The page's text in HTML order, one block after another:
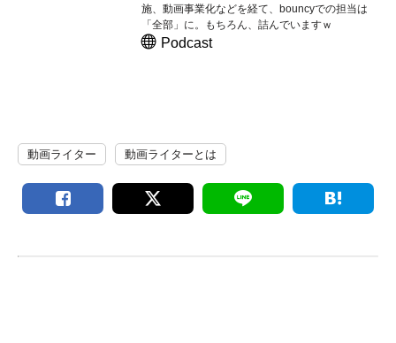
施、動画事業化などを経て、bouncyでの担当は
「全部」に。もちろん、詰んでいますｗ
Podcast
動画ライター 動画ライターとは